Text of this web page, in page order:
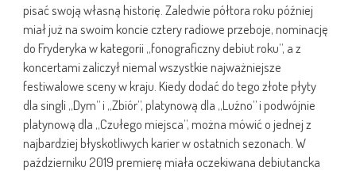
pisać swoją własną historię. Zaledwie półtora roku później
miał już na swoim koncie cztery radiowe przeboje, nominację
do Fryderyka w kategorii „fonograficzny debiut roku”, a z
koncertami zaliczył niemal wszystkie najważniejsze
festiwalowe sceny w kraju. Kiedy dodać do tego złote płyty
dla singli „Dym” i „Zbiór”, platynową dla „Luźno” i podwójnie
platynową dla „Czułego miejsca”, można mówić o jednej z
najbardziej błyskotliwych karier w ostatnich sezonach. W
październiku 2019 premierę miała oczekiwana debiutancka